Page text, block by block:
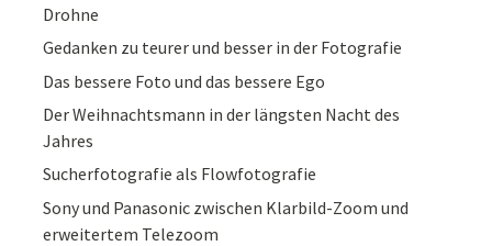
Drohne
Gedanken zu teurer und besser in der Fotografie
Das bessere Foto und das bessere Ego
Der Weihnachtsmann in der längsten Nacht des
Jahres
Sucherfotografie als Flowfotografie
Sony und Panasonic zwischen Klarbild-Zoom und
erweitertem Telezoom